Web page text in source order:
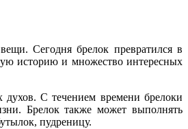
Сегодня брелок превратился в
историю и множество интересных
С течением времени брелоки
Брелок также может выполнять
пудреницу.